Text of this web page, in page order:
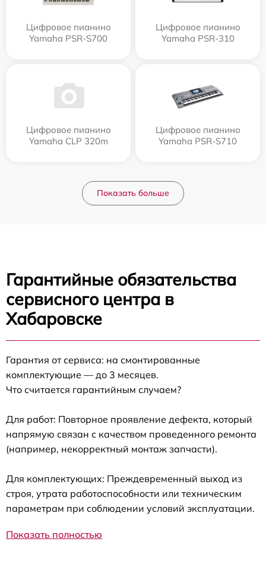
Цифровое пианино
Yamaha PSR-S700
Цифровое пианино
Yamaha PSR-310
Цифровое пианино
Yamaha CLP 320m
Цифровое пианино
Yamaha PSR-S710
Показать больше
Гарантийные обязательства
сервисного центра в
Хабаровске
Гарантия от сервиса: на смонтированные
комплектующие — до 3 месяцев.
Что считается гарантийным случаем?
Для работ: Повторное проявление дефекта, который
напрямую связан с качеством проведенного ремонта
(например, некорректный монтаж запчасти).
Для комплектующих: Преждевременный выход из
строя, утрата работоспособности или техническим
параметрам при соблюдении условий эксплуатации.
Показать полностью